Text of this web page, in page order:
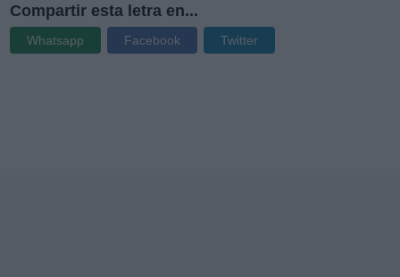
Compartir esta letra en...
Whatsapp Facebook Twitter